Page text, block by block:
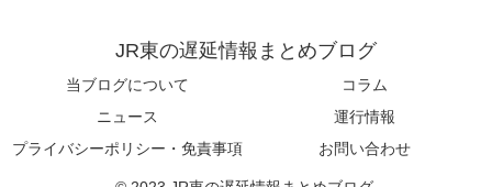
JR東の遅延情報まとめブログ
当ブログについて
コラム
ニュース
運行情報
プライバシーポリシー・免責事項
お問い合わせ